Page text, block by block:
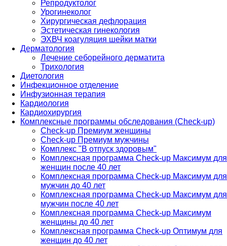
Репродуктолог
Урогинеколог
Хирургическая дефлорация
Эстетическая гинекология
ЭХВЧ коагуляция шейки матки
Дерматология
Лечение себорейного дерматита
Трихология
Диетология
Инфекционное отделение
Инфузионная терапия
Кардиология
Кардиохирургия
Комплексные программы обследования (Check-up)
Check-up Премиум женщины
Check-up Премиум мужчины
Комплекс "В отпуск здоровым"
Комплексная программа Check-up Максимум для
женщин после 40 лет
Комплексная программа Check-up Максимум для
мужчин до 40 лет
Комплексная программа Check-up Максимум для
мужчин после 40 лет
Комплексная программа Check-up Максимум
женщины до 40 лет
Комплексная программа Check-up Оптимум для
женщин до 40 лет